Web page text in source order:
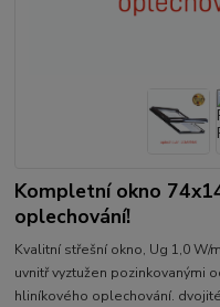
Kompletní okno
oplechování!
Kvalitní střešní okno, Ug 1,0 W/
uvnitř vyztužen pozinkovanými
hliníkového oplechování.